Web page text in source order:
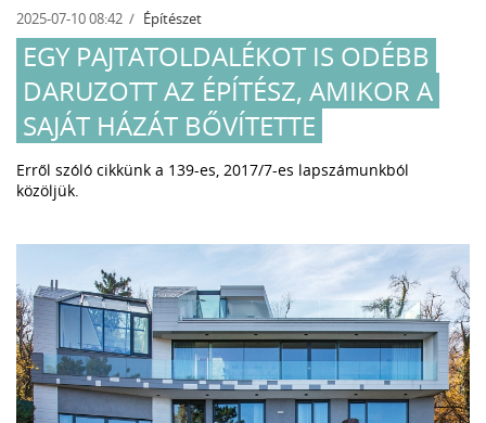
2025-07-10 08:42 Építészet
EGY PAJTATOLDALÉKOT IS ODÉBB
DARUZOTT AZ ÉPÍTÉSZ, AMIKOR A
SAJÁT HÁZÁT BŐVÍTETTE
Erről szóló cikkünk a 139-es, 2017/7-es lapszámunkból
közöljük.